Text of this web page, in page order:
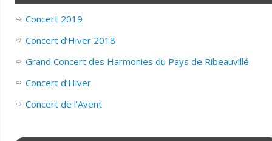
Concert 2019
Concert d’Hiver 2018
Grand Concert des Harmonies du Pays de Ribeauvillé
Concert d’Hiver
Concert de l’Avent